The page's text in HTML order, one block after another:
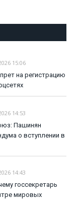
15:06
на регистрацию
14:53
Пашинян
о вступлении в
14:43
госсекретарь
мировых